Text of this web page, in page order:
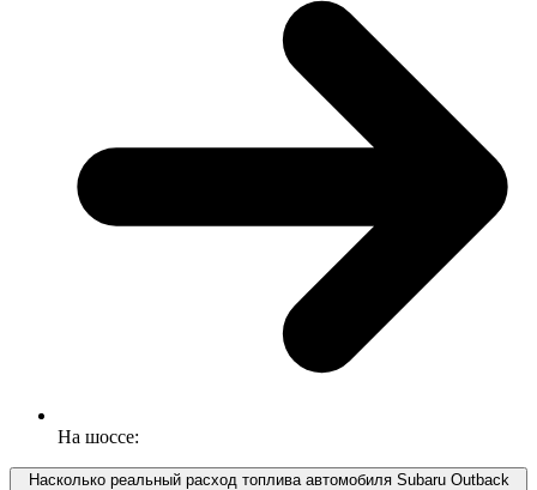
На шоссе:
Насколько реальный расход топлива автомобиля Subaru Outback